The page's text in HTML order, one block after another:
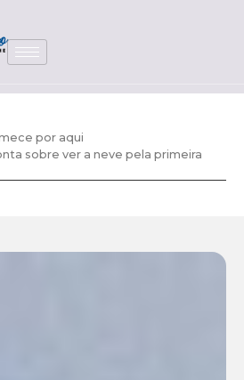
por aqui
sobre ver a neve pela primeira